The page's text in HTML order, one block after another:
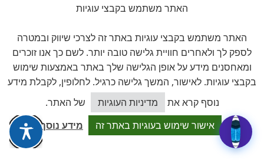
ביקורות אמיתיות ב-GOOGLE
★★★★★על בסיס 11 ביקורות מאומתות
לכל הביקורות ב-Google
D
Dalia attia
האתר משתמש בקבצי עוגיות
האתר משתמש בקבצי עוגיות באתר זה לצרכי שיווק ובמטרה
לספק לך ולאחרים חוויית גלישה טובה יותר. לשם כך אנו זוכרים
ומאחסנים מידע על אופן הגלישה שלך באתר באמצעות שימוש
בקבצי עוגיות. לאישור, המשך גלישה כרגיל. לחלופין, לקבלת מידע
נוסף קרא את
מדיניות העוגיות
של האתר.
אישור שימוש בעוגיות באתר זה
מידע נוסף
כיצד אוכל לסייע?